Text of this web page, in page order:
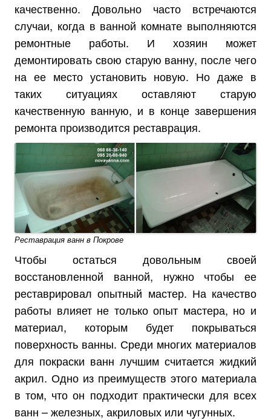
качественно. Довольно часто встречаются
случаи, когда в ванной комнате выполняются
ремонтные работы. И хозяин может
демонтировать свою старую ванну, после чего
на ее место установить новую. Но даже в
таких ситуациях оставляют старую
качественную ванную, и в конце завершения
ремонта производится реставрация.
Реставрация ванн в Покрове
Чтобы остаться довольным своей
восстановленной ванной, нужно чтобы ее
реставрировал опытный мастер. На качество
работы влияет не только опыт мастера, но и
материал, которым будет покрываться
поверхность ванны. Среди многих материалов
для покраски ванн лучшим считается жидкий
акрил. Одно из преимуществ этого материала
в том, что он подходит практически для всех
ванн – железных, акриловых или чугунных.